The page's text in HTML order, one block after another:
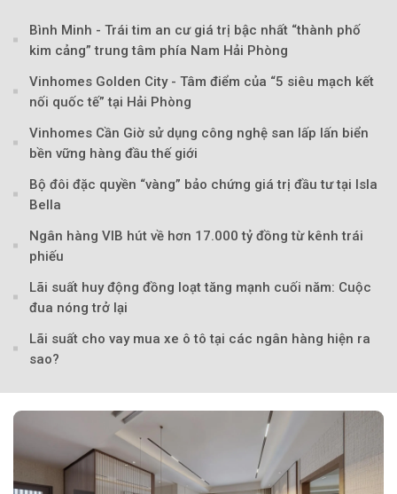
Theo Sở hữu trí
Bình Minh - Trái tim an cư giá trị bậc nhất “thành phố
kim cảng” trung tâm phía Nam Hải Phòng
Vinhomes Golden City - Tâm điểm của “5 siêu mạch kết
nối quốc tế” tại Hải Phòng
Vinhomes Cần Giờ sử dụng công nghệ san lấp lấn biển
bền vững hàng đầu thế giới
Bộ đôi đặc quyền “vàng” bảo chứng giá trị đầu tư tại Isla
Bella
Ngân hàng VIB hút về hơn 17.000 tỷ đồng từ kênh trái
phiếu
Lãi suất huy động đồng loạt tăng mạnh cuối năm: Cuộc
đua nóng trở lại
Lãi suất cho vay mua xe ô tô tại các ngân hàng hiện ra
sao?